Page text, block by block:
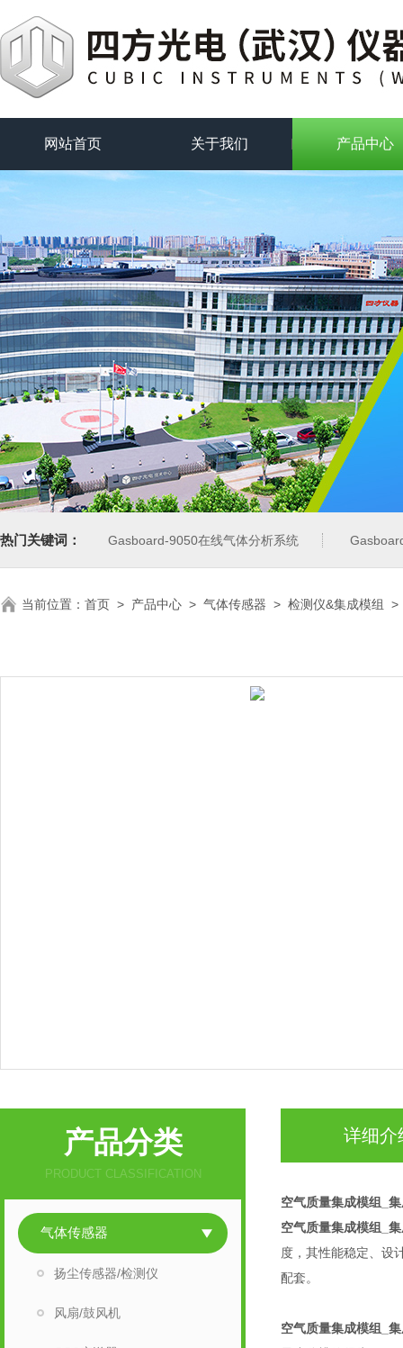
网站首页 关于我们 产品中心
热门关键词： Gasboard-9050在线气体分析系统
当前位置： 首页 > 产品中心 > 气体传感器 > 检测仪&集成模组
产品分类
PRODUCT CLASSIFICATION
气体传感器
扬尘传感器/检测仪
风扇/鼓风机
详细介
空气质量集成模组_
空气质量集成模组_
度，其性能稳定、设
配套。
空气质量集成模组_